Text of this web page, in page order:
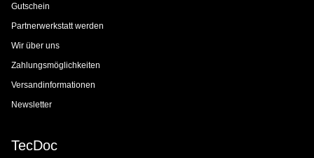
Gutschein
Partnerwerkstatt werden
Wir über uns
Zahlungsmöglichkeiten
Versandinformationen
Newsletter
TecDoc